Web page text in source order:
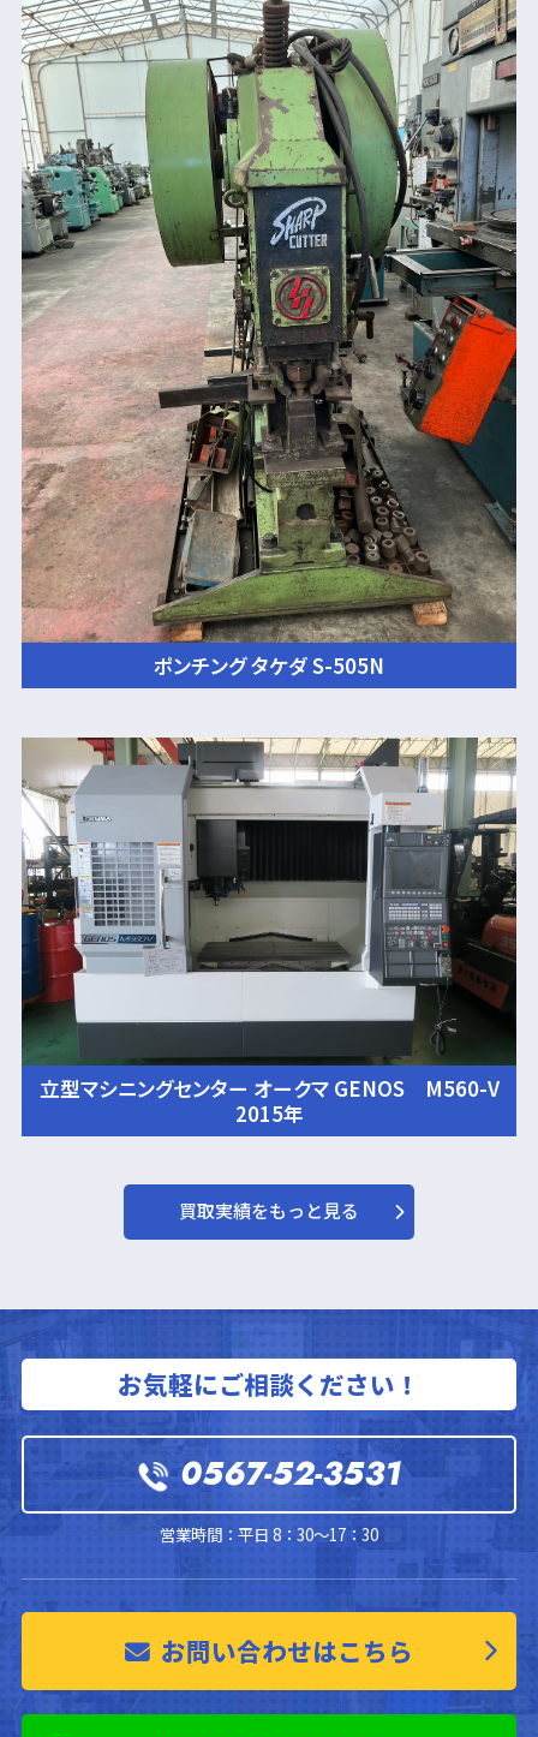
ポンチング タケダ S-505N
立型マシニングセンター オークマ GENOS M560-V
2015年
買取実績をもっと見る
お気軽にご相談ください！
0567-52-3531
営業時間：平日 8：30～17：30
お問い合わせはこちら